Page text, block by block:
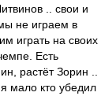
.. свои и
не играем в
играть на своих
Есть
растёт Зорин ..
мало кто убедил